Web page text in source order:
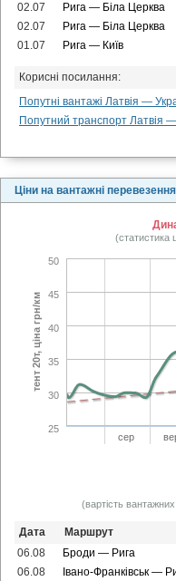
02.07
Рига — Біла Церква
02.07
Рига — Біла Церква
01.07
Рига — Київ
Корисні посилання:
Попутні вантажі Латвія —
Попутний транспорт Латвія
Ціни на вантажні
(статистика
сер
25
30
35
40
45
50
тент 20т, ціна грн/км
(вартість
Дата Маршрут
06.08
Броди — Рига
06.08
Івано-Франківськ —